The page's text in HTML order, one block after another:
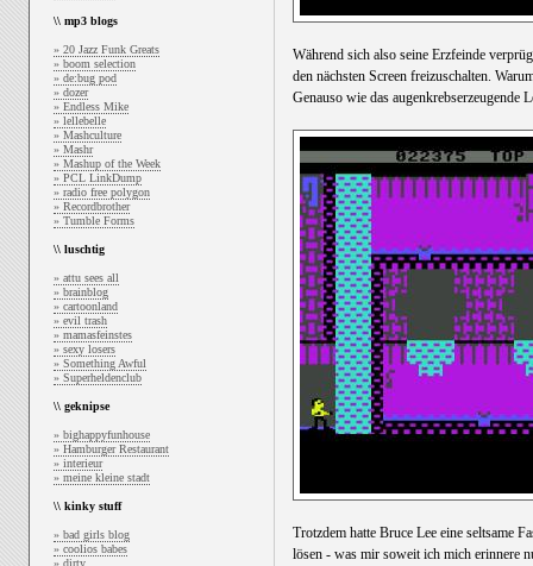
\\ mp3 blogs
» 20 Jazz Funk Greats
» boom selection
» de:bug pod
» dozer
» Endless Mike
» lellebelle
» Mashculture
» Mashr
» Mashup of the Week
» PCL LinkDump
» radio free polygon
» Recordbrother
» Tumble Forms
\\ luschtig
» attu sees all
» brainblog
» cartoonland
» evil trash
» mamasfeinstes
» sexy losers
» Something Awful
» Superheldenclub
\\ geknipse
» bighappyfunhouse
» Hamburger Restaurant
» interieur
» meine kleine stadt
\\ kinky stuff
» bad girls blog
» coolios babes
» dirty
Während sich also seine Erzfeinde
den nächsten Screen freizuschalten.
Genauso wie das augenkrebserzeugende
Trotzdem hatte Bruce Lee eine seltsame
lösen - was mir soweit ich mich erinnere